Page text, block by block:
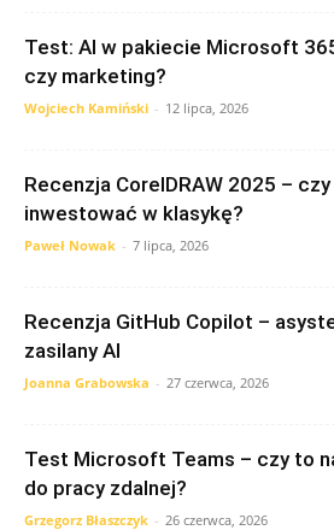
Test: AI w pakiecie Microsoft
czy marketing?
Wojciech Kamiński - 12 lipca, 2026
Recenzja CorelDRAW 2025 –
inwestować w klasykę?
Paweł Nowak - 7 lipca, 2026
Recenzja GitHub Copilot –
zasilany AI
Joanna Grabowska - 27 czerwca, 2026
Test Microsoft Teams – czy to
do pracy zdalnej?
Grzegorz Błaszczyk - 26 czerwca, 2026